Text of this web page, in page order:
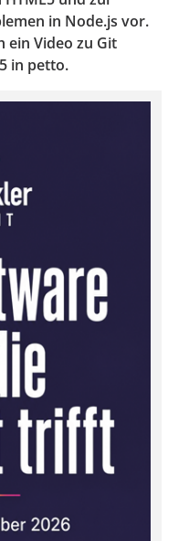
in Node.js vor.
ein Video zu Git
in petto.